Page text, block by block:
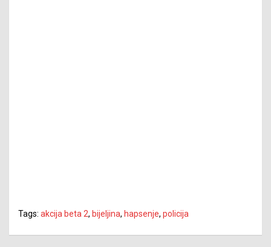
Tags: akcija beta 2, bijeljina, hapsenje, policija